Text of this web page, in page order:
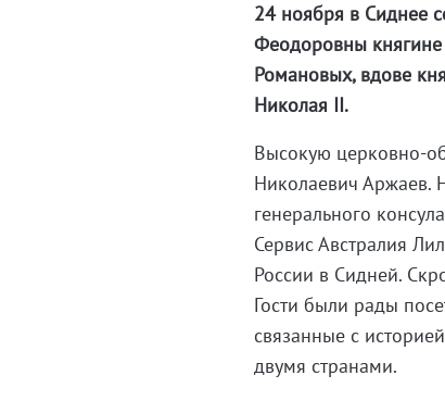
24 ноября в Сиднее
Феодоровны
Романовых, вдове
Николая II.
Высокую церковно-
Николаевич Аржаев.
генерального
Сервис Австралия
России в Сидней.
Гости были рады
связанные с
двумя странами.